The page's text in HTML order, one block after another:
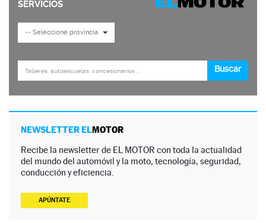
NEWSLETTER ELMOTOR
Recibe la newsletter de EL MOTOR con toda la actualidad
del mundo del automóvil y la moto, tecnología, seguridad,
conducción y eficiencia.
APÚNTATE